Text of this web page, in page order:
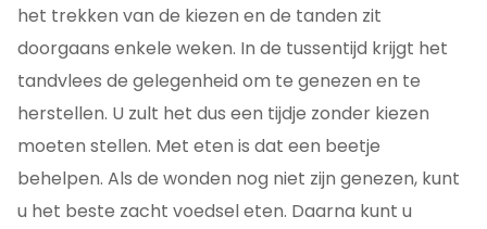
het trekken van de kiezen en de tanden zit
doorgaans enkele weken. In de tussentijd krijgt het
tandvlees de gelegenheid om te genezen en te
herstellen. U zult het dus een tijdje zonder kiezen
moeten stellen. Met eten is dat een beetje
behelpen. Als de wonden nog niet zijn genezen, kunt
u het beste zacht voedsel eten. Daarna kunt u